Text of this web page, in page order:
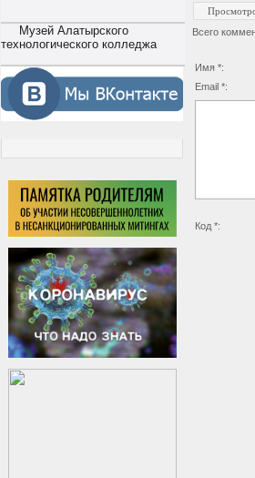
Музей Алатырского
технологического колледжа
Всего
Имя *:
Email *:
Код *: